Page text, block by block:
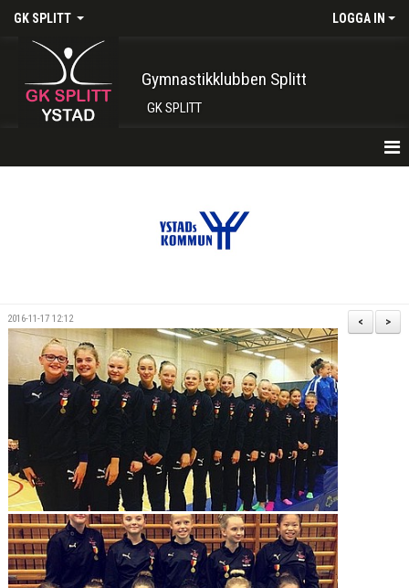
GK SPLITT LOGGA IN
Gymnastikklubben Splitt
GK SPLITT
INTRESSEANMÄLAN
SHOP
STÖDMEDLEM
SPONSRING
FRÅGOR & SVAR
FUNKTIONÄRER
>
<
2016-11-17 12:12